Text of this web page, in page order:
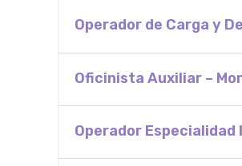
Operador de Carga y
Oficinista Auxiliar –
Operador Especialidad